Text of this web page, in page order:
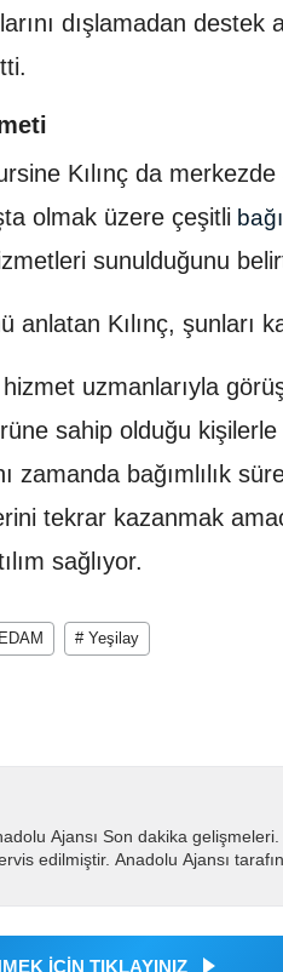
dışlamadan destek
Kılınç da merkezde
olmak üzere çeşitli
sunulduğunu
Kılınç, şunları
uzmanlarıyla
sahip olduğu
zamanda bağımlılık
tekrar kazanmak
sağlıyor.
# Yeşilay
Ajansı Son dakika
edilmiştir. Anadolu Ajansı
İÇİN TIKLAYINIZ